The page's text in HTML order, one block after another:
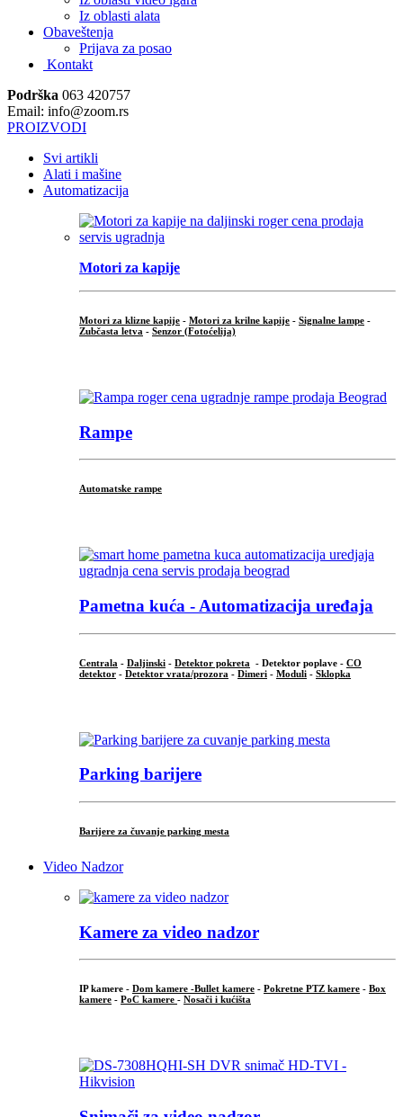
Iz oblasti alata
Obaveštenja
Prijava za posao
Kontakt
Podrška 063 420757
Email: info@zoom.rs
PROIZVODI
Svi artikli
Alati i mašine
Automatizacija
Motori za kapije
Motori za klizne kapije - Motori za krilne kapije - Signalne lampe -
Zubčasta letva - Senzor (Fotoćelija)
Rampe
Automatske rampe
Pametna kuća - Automatizacija uređaja
Centrala - Daljinski - Detektor pokreta - Detektor poplave - CO
detektor - Detektor vrata/prozora - Dimeri - Moduli - Sklopka
Parking barijere
Barijere za čuvanje parking mesta
Video Nadzor
Kamere za video nadzor
IP kamere - Dom kamere -Bullet kamere - Pokretne PTZ kamere - Box
kamere - PoC kamere - Nosači i kućišta